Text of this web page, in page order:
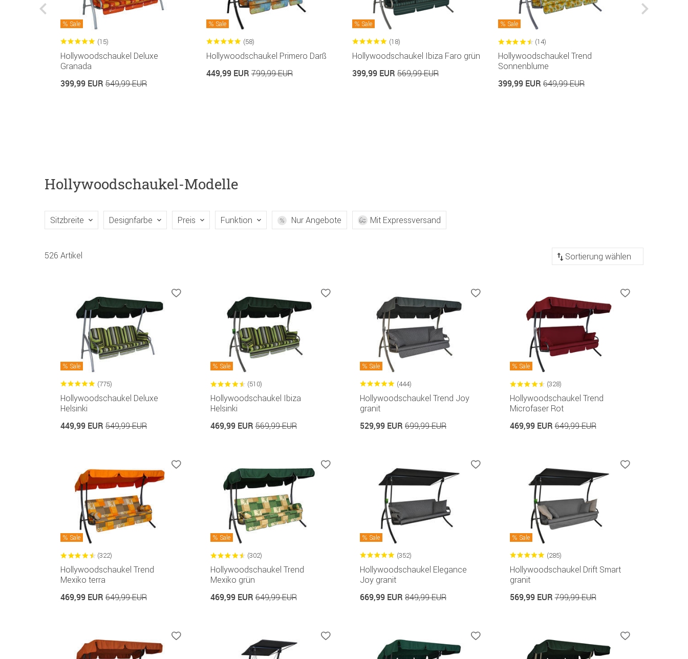
Sale
(15)
Hollywoodschaukel Deluxe
Granada
399,99 EUR 549,99 EUR
Sale
(58)
Hollywoodschaukel Primero Darß
449,99 EUR 799,99 EUR
Sale
(18)
Hollywoodschaukel Ibiza Faro grün
399,99 EUR 569,99 EUR
Sale
(14)
Hollywoodschaukel Trend
Sonnenblume
399,99 EUR 649,99 EUR
Hollywoodschaukel-Modelle
Sitzbreite Designfarbe Preis Funktion Nur Angebote Mit Expressversand
526 Artikel Sortierung
Sale
(775)
Hollywoodschaukel Deluxe
Helsinki
449,99 EUR 549,99 EUR
Sale
(510)
Hollywoodschaukel Ibiza
Helsinki
469,99 EUR569,99 EUR
Sale
(444)
Hollywoodschaukel Trend Joy
granit
529,99 EUR 699,99 EUR
Sale
(328)
Hollywoodschaukel Trend
Microfaser Rot
469,99 EUR649,99 EUR
Sale
(322)
Hollywoodschaukel Trend
Mexiko terra
469,99 EUR 649,99 EUR
Sale
(302)
Hollywoodschaukel Trend
Mexiko grün
469,99 EUR649,99 EUR
Sale
(352)
Hollywoodschaukel Elegance
Joy granit
669,99 EUR 849,99 EUR
Sale
(285)
Hollywoodschaukel Drift Smart
granit
569,99 EUR799,99 EUR